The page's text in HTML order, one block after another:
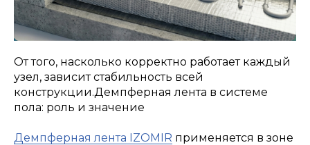
От того, насколько корректно работает каждый
узел, зависит стабильность всей
конструкции.Демпферная лента в системе
пола: роль и значение
Демпферная лента IZOMIR применяется в зоне